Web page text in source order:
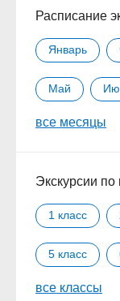
Расписание
Январь
Май
Сентябрь
все месяцы
Экскурсии по
1 класс
5 класс
9 класс
все классы